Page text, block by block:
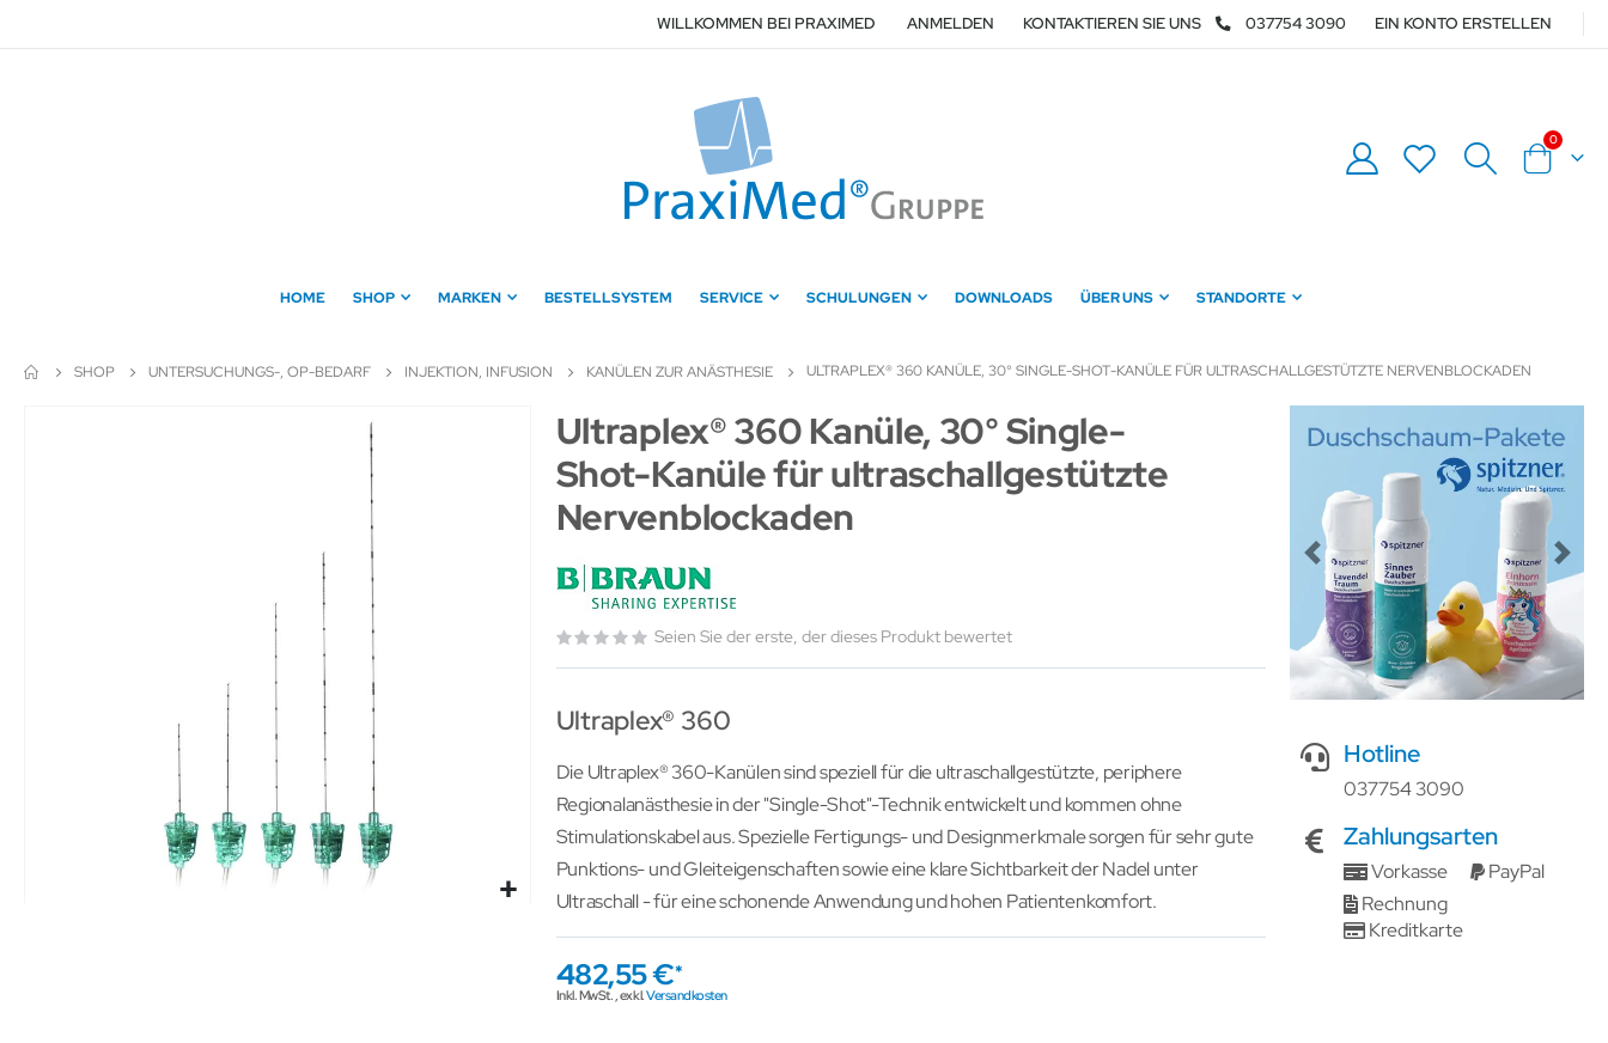
zum
WILLKOMMEN BEI PRAXIMED ANMELDEN KONTAKTIEREN SIE UNS 037754 3090 EIN KONTO ERSTELLEN
Warenkorb
0Artikel
HOME SHOP MARKEN BESTELLSYSTEM SERVICE SCHULUNGEN DOWNLOADS ÜBER UNS STANDORTE
SHOP UNTERSUCHUNGS-, OP-BEDARF INJEKTION, INFUSION KANÜLEN ZUR ANÄSTHESIE ULTRAPLEX® 360 KANÜLE, 30° SINGLE-SHOT-KANÜLE FÜR ULTRASCHALLGESTÜTZTE NERVENBLOCKADEN
Zum
Anfang
der
Bildergalerie
springen
Ultraplex® 360 Kanüle, 30° Single-
Shot-Kanüle für ultraschallgestützte
Nervenblockaden
Seien Sie der erste, der dieses Produkt bewertet
Ultraplex® 360
Die Ultraplex® 360-Kanülen sind speziell für die ultraschallgestützte, periphere
Regionalanästhesie in der "Single-Shot"-Technik entwickelt und kommen ohne
Stimulationskabel aus. Spezielle Fertigungs- und Designmerkmale sorgen für sehr gute
Punktions- und Gleiteigenschaften sowie eine klare Sichtbarkeit der Nadel unter
Ultraschall - für eine schonende Anwendung und hohen Patientenkomfort.
482,55 €
Inkl. MwSt.,exkl.Versandkosten
Previous Next
Hotline
037754 3090
Zahlungsarten
Vorkasse
PayPal
Rechnung
Kreditkarte